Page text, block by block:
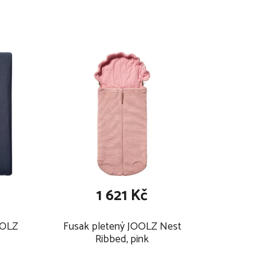
Fusak pletený JOOLZ Nest
Ribbed, pink
1 621 Kč